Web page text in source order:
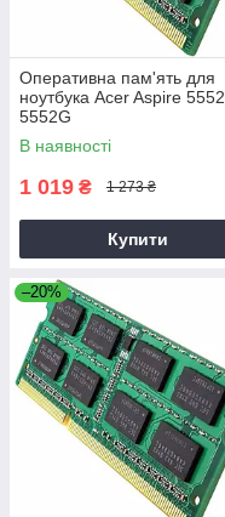
Оперативна пам'ять для
ноутбука Acer Aspire 5552,
5552G
В наявності
1 019 ₴ 1 273 ₴
Купити
–20%